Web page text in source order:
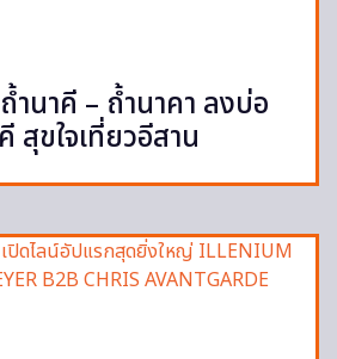
ำนาคี – ถ้ำนาคา ลงบ่อ
ขใจเที่ยวอีสาน